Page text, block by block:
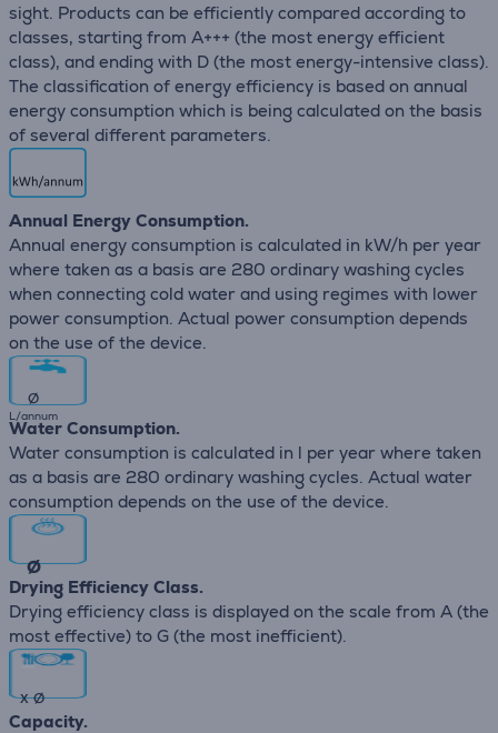
sight. Products can be efficiently compared according to
classes, starting from A+++ (the most energy efficient
class), and ending with D (the most energy-intensive class).
The classification of energy efficiency is based on annual
energy consumption which is being calculated on the basis
of several different parameters.
Annual Energy Consumption.
Annual energy consumption is calculated in kW/h per year
where taken as a basis are 280 ordinary washing cycles
when connecting cold water and using regimes with lower
power consumption. Actual power consumption depends
on the use of the device.
∅
L/annum
Water Consumption.
Water consumption is calculated in l per year where taken
as a basis are 280 ordinary washing cycles. Actual water
consumption depends on the use of the device.
∅
Drying Efficiency Class.
Drying efficiency class is displayed on the scale from A (the
most effective) to G (the most inefficient).
x∅
Capacity.